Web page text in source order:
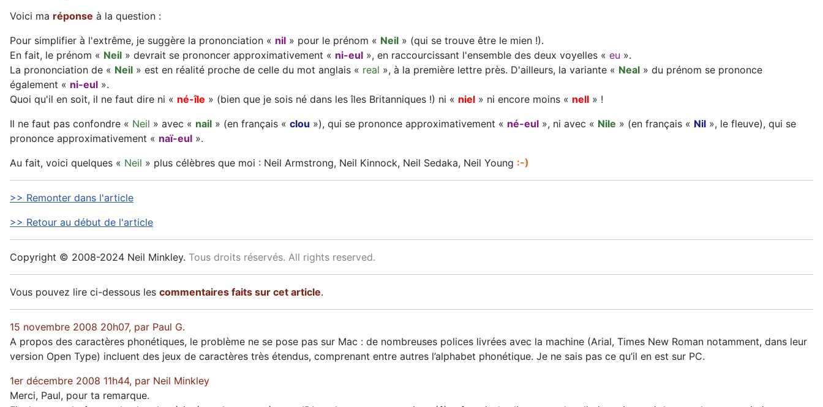
Voici ma réponse à la question :
Pour simplifier à l'extrême, je suggère la prononciation « nil » pour le prénom « Neil » (qui se trouve être le mien !).
En fait, le prénom « Neil » devrait se prononcer approximativement « ni-eul », en raccourcissant l'ensemble des deux voyelles « eu ».
La prononciation de « Neil » est en réalité proche de celle du mot anglais « real », à la première lettre près. D'ailleurs, la variante « Neal » du prénom se prononce
également « ni-eul ».
Quoi qu'il en soit, il ne faut dire ni « né-île » (bien que je sois né dans les îles Britanniques !) ni « niel » ni encore moins « nell » !
Il ne faut pas confondre « Neil » avec « nail » (en français « clou »), qui se prononce approximativement « né-eul », ni avec « Nile » (en français « Nil », le fleuve), qui se
prononce approximativement « naï-eul ».
Au fait, voici quelques « Neil » plus célèbres que moi : Neil Armstrong, Neil Kinnock, Neil Sedaka, Neil Young :-)
>> Remonter dans l'article
>> Retour au début de l'article
Copyright © 2008-2024 Neil Minkley. Tous droits réservés. All rights reserved.
Vous pouvez lire ci-dessous les commentaires faits sur cet article.
15 novembre 2008 20h07, par Paul G.
A propos des caractères phonétiques, le problème ne se pose pas sur Mac : de nombreuses polices livrées avec la machine (Arial, Times New Roman notamment, dans leur
version Open Type) incluent des jeux de caractères très étendus, comprenant entre autres l’alphabet phonétique. Je ne sais pas ce qu’il en est sur PC.
1er décembre 2008 11h44, par Neil Minkley
Merci, Paul, pour ta remarque.